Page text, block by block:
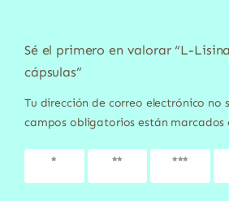
Sé el primero en valorar “L-
cápsulas”
Tu dirección de correo electrónico no
campos obligatorios están marcados
1 de 5
2 de 5
3 de 5